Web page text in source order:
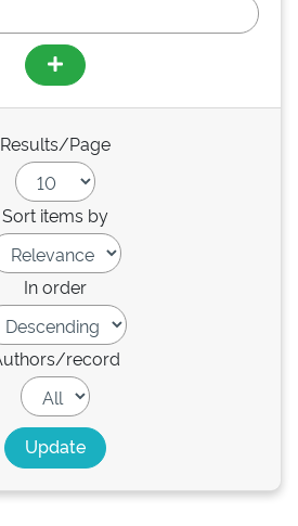
Results/Page
Sort items by
In order
record